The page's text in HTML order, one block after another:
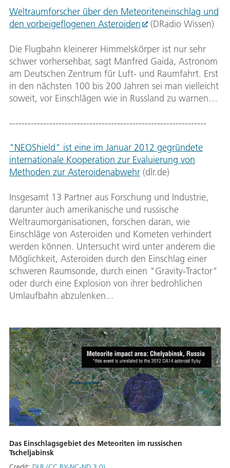
Weltraumforscher über den Meteoriteneinschlag und
den vorbeigeflogenen Asteroiden
(DRadio Wissen)
Die Flugbahn kleinerer Himmelskörper ist nur sehr
schwer vorhersehbar, sagt Manfred Gaida, Astronom
am Deutschen Zentrum für Luft- und Raumfahrt. Erst
in den nächsten 100 bis 200 Jahren sei man vielleicht
soweit, vor Einschlägen wie in Russland zu warnen…
----------------------------------------------------------------
"NEOShield" ist eine im Januar 2012 gegründete
internationale Kooperation zur Evaluierung von
Methoden zur Asteroidenabwehr (dlr.de)
Insgesamt 13 Partner aus Forschung und Industrie,
darunter auch amerikanische und russische
Weltraumorganisationen, forschen daran, wie
Einschläge von Asteroiden und Kometen verhindert
werden können. Untersucht wird unter anderem die
Möglichkeit, Asteroiden durch den Einschlag einer
schweren Raumsonde, durch einen "Gravity-Tractor"
oder durch eine Explosion von ihrer bedrohlichen
Umlaufbahn abzulenken...
Das Einschlagsgebiet des Meteoriten im russischen
Tscheljabinsk